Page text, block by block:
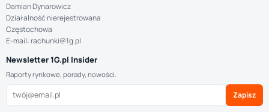
Damian Dynarowicz
Działalność nierejestrowana
Częstochowa
E-mail: rachunki@1g.pl
Newsletter 1G.pl Insider
Raporty rynkowe, porady, nowości.
Zapisz